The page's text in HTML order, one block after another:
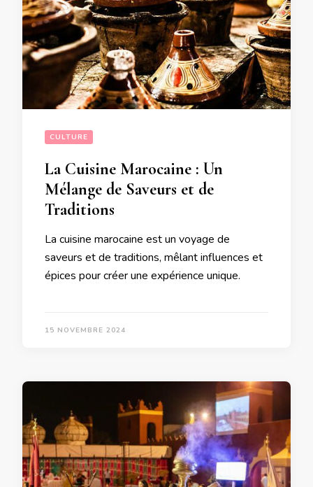
CULTURE
La Cuisine Marocaine : Un
Mélange de Saveurs et de
Traditions
La cuisine marocaine est un voyage de
saveurs et de traditions, mêlant influences et
épices pour créer une expérience unique.
15 NOVEMBRE 2024